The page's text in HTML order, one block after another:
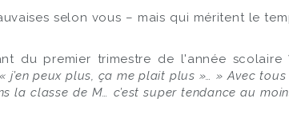
selon vous – mais qui méritent le
du premier trimestre de l'année
« j’en peux plus, ça me plait plus »… » Avec
la classe de M… c’est super tendance au